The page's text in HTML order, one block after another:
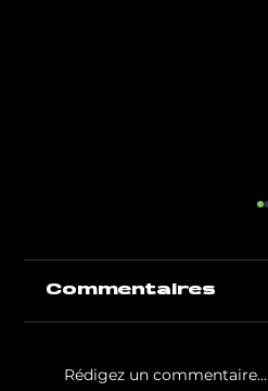
Commentaires
Rédigez un commentaire...